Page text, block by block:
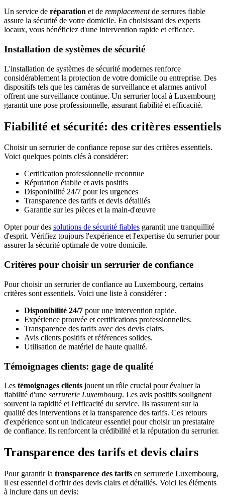
Un service de réparation et de remplacementde serrures fiable
assure la sécurité de votre domicile. En choisissant des experts
locaux, vous bénéficiez d'une intervention rapide et efficace.
Installation de systèmes de sécurité
L'installation de systèmes de sécurité modernes renforce
considérablement la protection de votre domicile ou entreprise. Des
dispositifs tels que les caméras de surveillance et alarmes antivol
offrent une surveillance continue. Un serrurier local à Luxembourg
garantit une pose professionnelle, assurant fiabilité et efficacité.
Fiabilité et sécurité: des critères essentiels
Choisir un serrurier de confiance repose sur des critères essentiels.
Voici quelques points clés à considérer:
Certification professionnelle reconnue
Réputation établie et avis positifs
Disponibilité 24/7 pour les urgences
Transparence des tarifs et devis détaillés
Garantie sur les pièces et la main-d'œuvre
Opter pour des solutions de sécurité fiables garantit une tranquillité
d'esprit. Vérifiez toujours l'expérience et l'expertise du serrurier pour
assurer la sécurité optimale de votre domicile.
Critères pour choisir un serrurier de confiance
Pour choisir un serrurier de confiance au Luxembourg, certains
critères sont essentiels. Voici une liste à considérer :
Disponibilité 24/7 pour une intervention rapide.
Expérience prouvée et certifications professionnelles.
Transparence des tarifs avec des devis clairs.
Avis clients positifs et références solides.
Utilisation de matériel de haute qualité.
Témoignages clients: gage de qualité
Les témoignages clients jouent un rôle crucial pour évaluer la
fiabilité d'une serrurerie Luxembourg. Les avis positifs soulignent
souvent la rapidité et l'efficacité du service. Ils rassurent sur la
qualité des interventions et la transparence des tarifs. Ces retours
d'expérience sont un indicateur essentiel pour choisir un prestataire
de confiance. Ils renforcent la crédibilité et la réputation du serrurier.
Transparence des tarifs et devis clairs
Pour garantir la transparence des tarifs en serrurerie Luxembourg,
il est essentiel d'offrir des devis clairs et détaillés. Voici les éléments
à inclure dans un devis: